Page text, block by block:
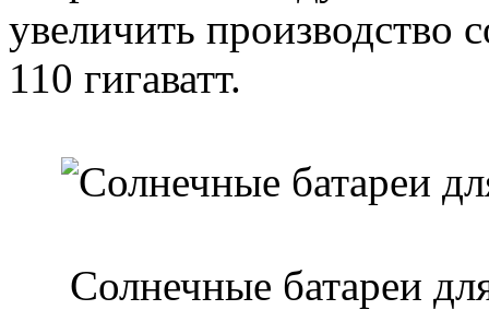
увеличить производство
110 гигаватт.
Солнечные батареи